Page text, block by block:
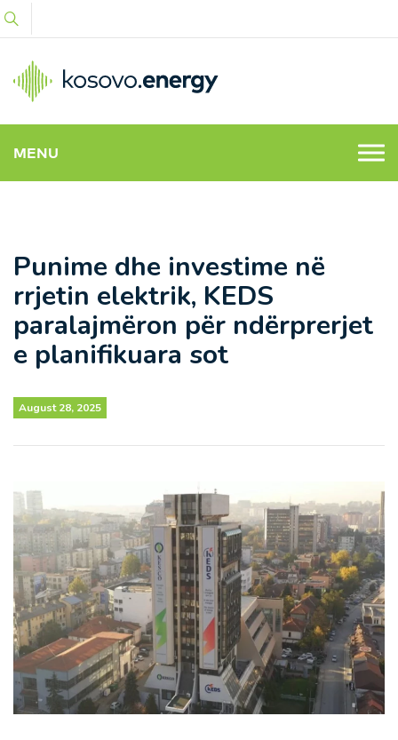
MENU
Punime dhe investime në
rrjetin elektrik, KEDS
paralajmëron për ndërprerjet
e planifikuara sot
August 28, 2025